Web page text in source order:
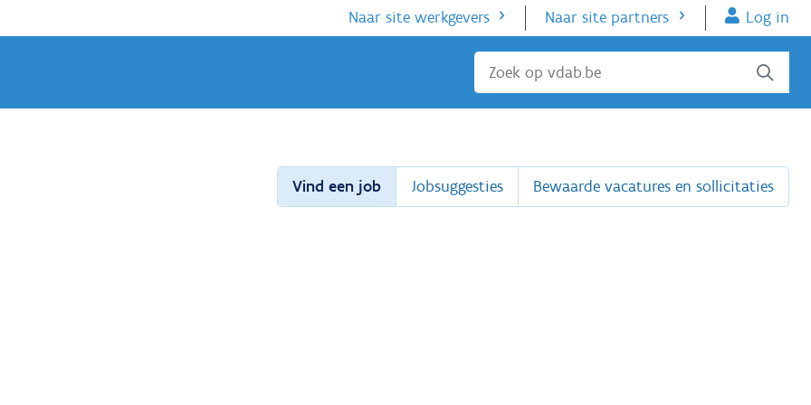
Naar site werkgevers Naar site partners Log in
Sluiten
Vind een job Jobsuggesties Bewaarde vacatures en sollicitaties